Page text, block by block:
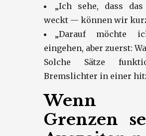
„Ich sehe, dass
weckt — können wir
„Darauf möchte
eingehen, aber zuerst:
Solche Sätze
Bremslichter in einer
Wenn
Grenzen